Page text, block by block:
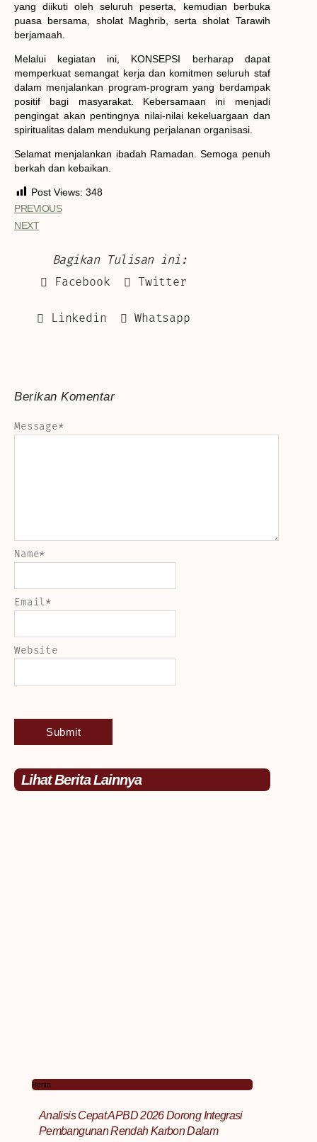
yang diikuti oleh seluruh peserta, kemudian berbuka
puasa bersama, sholat Maghrib, serta sholat Tarawih
berjamaah.
Melalui kegiatan ini, KONSEPSI berharap dapat
memperkuat semangat kerja dan komitmen seluruh staf
dalam menjalankan program-program yang berdampak
positif bagi masyarakat. Kebersamaan ini menjadi
pengingat akan pentingnya nilai-nilai kekeluargaan dan
spiritualitas dalam mendukung perjalanan organisasi.
Selamat menjalankan ibadah Ramadan. Semoga penuh
berkah dan kebaikan.
Post Views: 348
PREVIOUS
NEXT
Bagikan Tulisan ini:
Facebook
Twitter
Linkedin Whatsapp
Berikan Komentar
Message*
Name*
Email*
Website
Lihat Berita Lainnya
Berita
Analisis Cepat APBD 2026 Dorong Integrasi
Pembangunan Rendah Karbon Dalam